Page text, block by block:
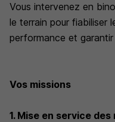
Vous intervenez en
le terrain pour fiabiliser
performance et
Vos missions
1. Mise en service